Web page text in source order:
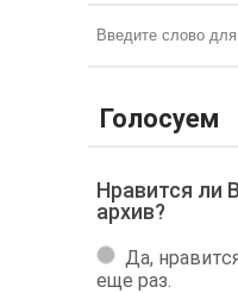
Голосуем
Нравится ли
архив?
Да,
еще раз.